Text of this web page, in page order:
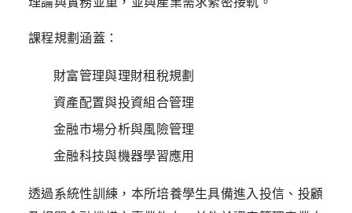
課程規劃涵蓋：
財富管理與理財租稅規劃
資產配置與投資組合管理
金融市場分析與風險管理
金融科技與機器學習應用
透過系統性訓練，本所培養學生具備進入投信、投顧